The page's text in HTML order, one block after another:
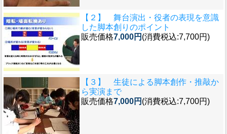
【２】 舞台演出・役者の表現を意識
した脚本創りのポイント
販売価格7,000円 (消費税込:7,700円)
【３】 生徒による脚本創作・推敲か
ら実演まで
販売価格7,000円 (消費税込:7,700円)